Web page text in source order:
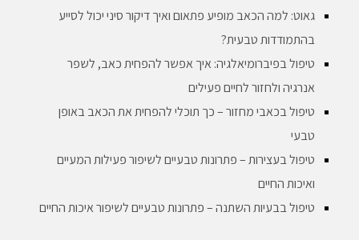
גאוט: למה הכאב מופיע פתאום ואיך דיקור סיני יכול לסייע
בהתמודדות טבעית?
טיפול בפיברומיאלגיה: איך אפשר להפחית כאב, לשפר
אנרגיה ולחזור לחיים פעילים
טיפול בכאבי מחזור – כך תוכלי להפחית את הכאב באופן
טבעי
טיפול בעצירות – פתרונות טבעיים לשיפור פעילות המעיים
ואיכות החיים
טיפול בבעיות השתנה – פתרונות טבעיים לשיפור איכות החיים